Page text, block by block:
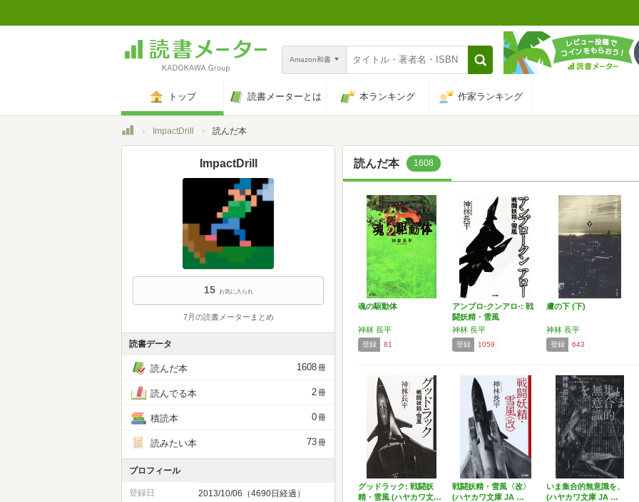
Amazon和書
トップ 読書メーターとは 本ランキング 作家ランキング
トップImpactDrill 読んだ本
読んだ本 1608
魂の駆動体
神林 長平
登録 81
アンブロ-クンアロ-: 戦
闘妖精・雪風
神林 長平
登録 1059
膚の下 (下)
神林 長平
登録 643
グッドラック: 戦闘妖
精・雪風 (ハヤカワ文…
戦闘妖精・雪風〈改〉
(ハヤカワ文庫 JA …
いま集合的無意識を、
(ハヤカワ文庫 JA …
ImpactDrill
15 お気に入られ
7月の読書メーターまとめ
読書データ
読んだ本 1608冊
読んでる本 2冊
積読本 0冊
読みたい本 73冊
プロフィール
登録日 2013/10/06（4690日経過）